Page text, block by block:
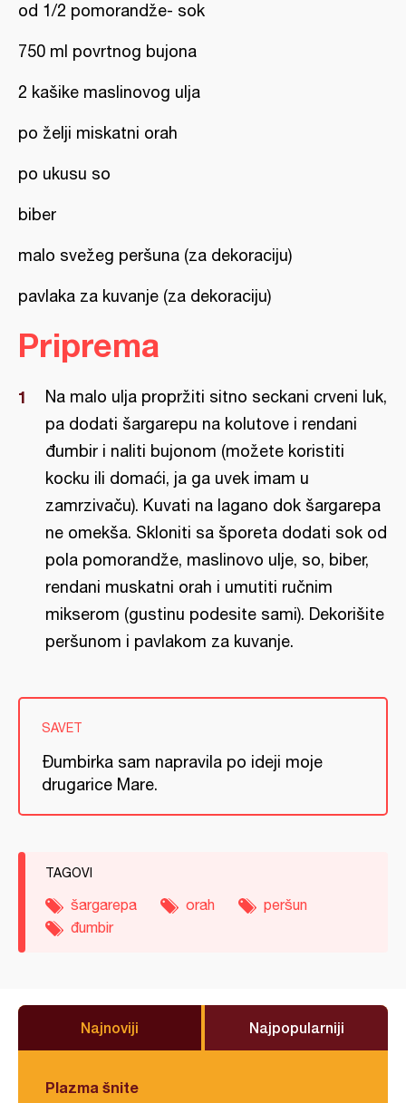
od 1/2 pomorandže- sok
750 ml povrtnog bujona
2 kašike maslinovog ulja
po želji miskatni orah
po ukusu so
biber
malo svežeg peršuna (za dekoraciju)
pavlaka za kuvanje (za dekoraciju)
Priprema
Na malo ulja propržiti sitno seckani crveni luk,
pa dodati šargarepu na kolutove i rendani
đumbir i naliti bujonom (možete koristiti
kocku ili domaći, ja ga uvek imam u
zamrzivaču). Kuvati na lagano dok šargarepa
ne omekša. Skloniti sa šporeta dodati sok od
pola pomorandže, maslinovo ulje, so, biber,
rendani muskatni orah i umutiti ručnim
mikserom (gustinu podesite sami). Dekorišite
peršunom i pavlakom za kuvanje.
SAVET
Đumbirka sam napravila po ideji moje
drugarice Mare.
TAGOVI
šargarepa orah
peršun
đumbir
Najnoviji Najpopularniji
Plazma šnite